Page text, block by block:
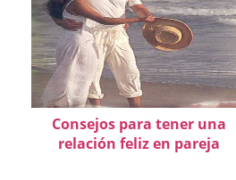
Consejos para tener una
relación feliz en pareja